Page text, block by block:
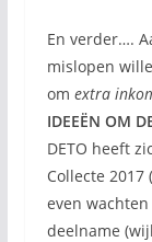
En verder….
mislopen
om extra
IDEEËN OM
DETO heeft
Collecte 2017
even
deelname